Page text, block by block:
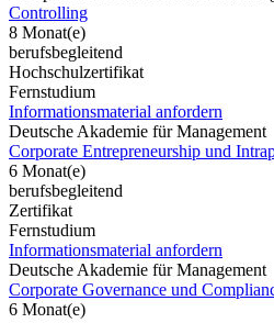
Controlling
8 Monat(e)
berufsbegleitend
Hochschulzertifikat
Fernstudium
Informationsmaterial anfordern
Deutsche Akademie für Management
Corporate Entrepreneurship und
6 Monat(e)
berufsbegleitend
Zertifikat
Fernstudium
Informationsmaterial anfordern
Deutsche Akademie für Management
Corporate Governance und
6 Monat(e)